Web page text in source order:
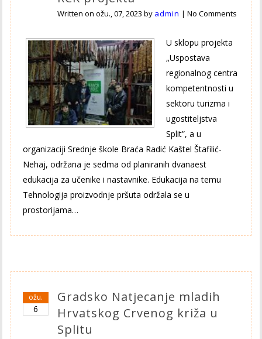
Written onožu., 07, 2023 by admin |No Comments
U sklopu projekta
„Uspostava
regionalnog centra
kompetentnosti u
sektoru turizma i
ugostiteljstva
Split”, a u
organizaciji Srednje škole Braća Radić Kaštel Štafilić-
Nehaj, održana je sedma od planiranih dvanaest
edukacija za učenike i nastavnike. Edukacija na temu
Tehnologija proizvodnje pršuta održala se u
prostorijama…
ožu.
6
Gradsko Natjecanje mladih
Hrvatskog Crvenog križa u
Splitu